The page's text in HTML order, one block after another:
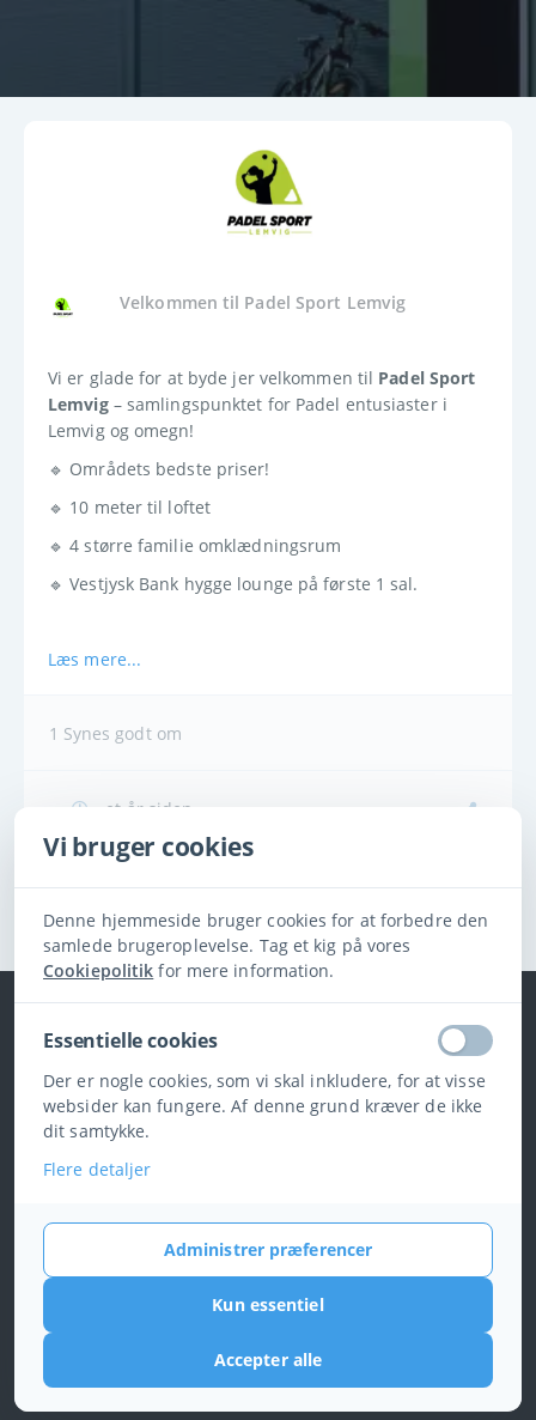
Velkommen til Padel Sport Lemvig
Vi er glade for at byde jer velkommen til Padel Sport
Lemvig – samlingspunktet for Padel entusiaster i
Lemvig og omegn!
🔹 Områdets bedste priser!
🔹 10 meter til loftet
🔹 4 større familie omklædningsrum
🔹 Vestjysk Bank hygge lounge på første 1 sal.
Læs mere...
1 Synes godt om
et år siden
Log ind for at kommentere
Vi bruger cookies
Denne hjemmeside bruger cookies for at forbedre den
samlede brugeroplevelse. Tag et kig på vores
Cookiepolitik for mere information.
Essentielle cookies
Der er nogle cookies, som vi skal inkludere, for at visse
websider kan fungere. Af denne grund kræver de ikke
dit samtykke.
Flere detaljer
Administrer præferencer
Kun essentiel
Accepter alle